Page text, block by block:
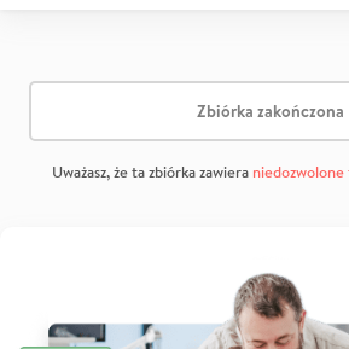
Zbiórka zakończona
Uważasz, że ta zbiórka zawiera